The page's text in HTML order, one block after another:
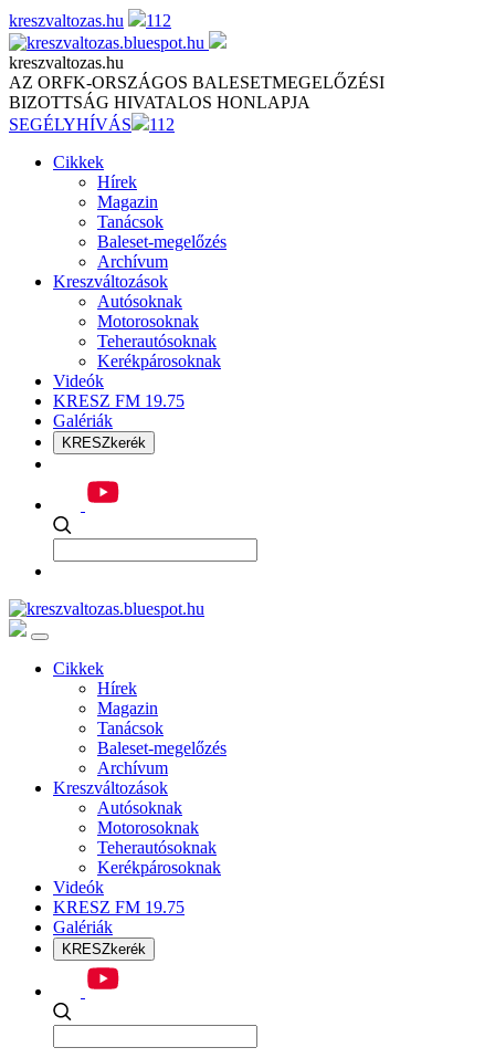
Skip
to
content
kreszvaltozas.hu 112
kreszvaltozas.hu
AZ ORFK-ORSZÁGOS BALESETMEGELŐZÉSI
BIZOTTSÁG HIVATALOS HONLAPJA
SEGÉLYHÍVÁS
112
Cikkek
Hírek
Magazin
Tanácsok
Baleset-megelőzés
Archívum
Kreszváltozások
Autósoknak
Motorosoknak
Teherautósoknak
Kerékpárosoknak
Videók
KRESZ FM 19.75
Galériák
KRESZkerék
Cikkek
Hírek
Magazin
Tanácsok
Baleset-megelőzés
Archívum
Kreszváltozások
Autósoknak
Motorosoknak
Teherautósoknak
Kerékpárosoknak
Videók
KRESZ FM 19.75
Galériák
KRESZkerék